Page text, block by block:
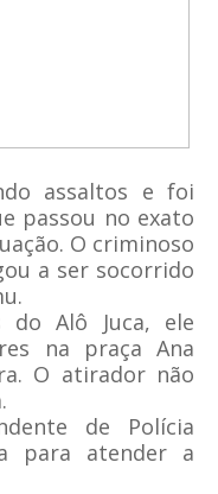
assaltos e foi
passou no exato
O criminoso
a ser socorrido
Alô Juca, ele
na praça Ana
O atirador não
de Polícia
para atender a